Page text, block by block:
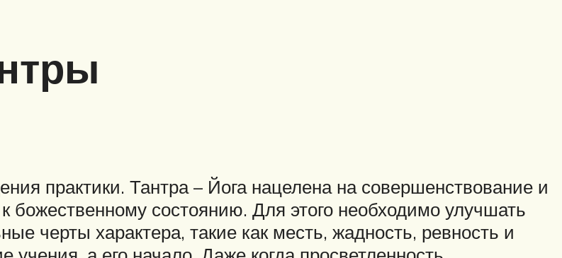
практики. Тантра – Йога нацелена на совершенствование и
божественному состоянию. Для этого необходимо улучшать
черты характера, такие как месть, жадность, ревность и